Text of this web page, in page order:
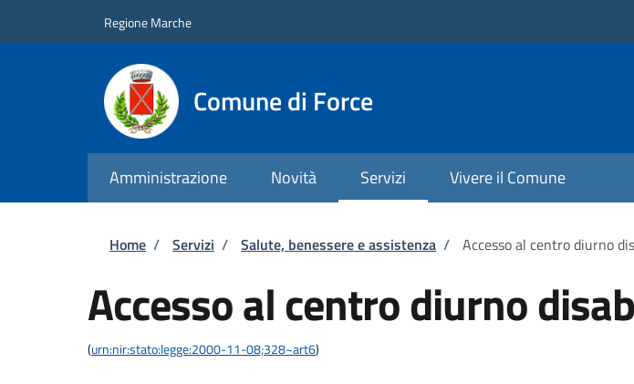
Regione Marche
Comune di Force
Amministrazione Novità Servizi Vivere il Comune
Briciole di pane
Home / Servizi / Salute, benessere e assistenza / Accesso al centro diurno
Accesso al centro diurno
(urn:nir:stato:legge:2000-11-08;328~art6)